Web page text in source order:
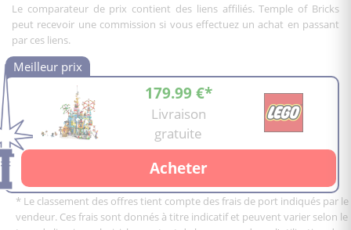
Le comparateur de prix contient des liens affiliés. Temple of Bricks
peut recevoir une commission si vous effectuez un achat en passant
par ces liens.
179.99 €*
Livraison
gratuite
Acheter
* Le classement des offres tient compte des frais de port indiqués par le
vendeur. Ces frais sont donnés à titre indicatif et peuvent varier selon le